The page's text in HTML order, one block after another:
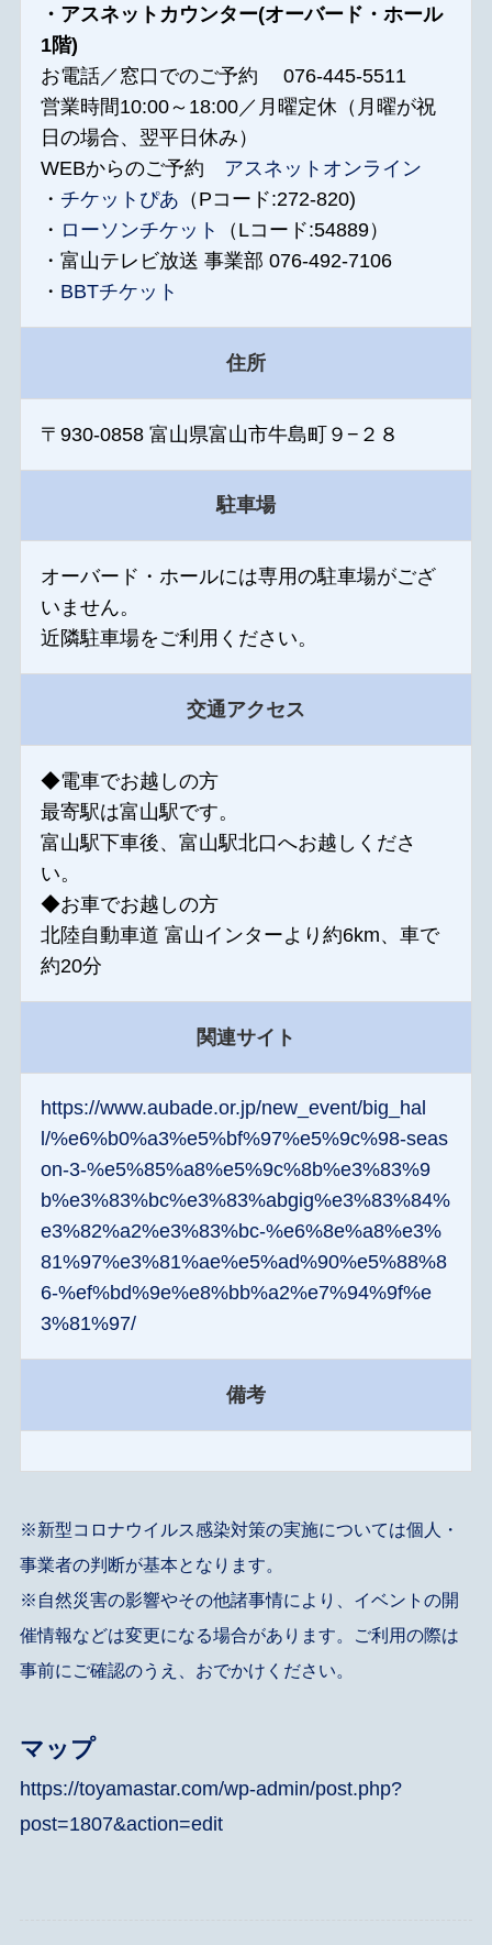
・アスネットカウンター(オーバード・ホール
1階)
お電話／窓口でのご予約 076-445-5511
営業時間10:00～18:00／月曜定休（月曜が祝
日の場合、翌平日休み）
WEBからのご予約 アスネットオンライン
・ チケットぴあ （Pコード:272-820)
・ ローソンチケット
（Lコード:54889）
・富山テレビ放送 事業部 076-492-7106
・ BBTチケット
住所
〒930-0858 富山県富山市牛島町９−２８
駐車場
オーバード・ホールには専用の駐車場がござ
いません。
近隣駐車場をご利用ください。
交通アクセス
◆電車でお越しの方
最寄駅は富山駅です。
富山駅下車後、富山駅北口へお越しくださ
い。
◆お車でお越しの方
北陸自動車道 富山インターより約6km、車で
約20分
関連サイト
https://www.aubade.or.jp/new_event/big_hal
l/%e6%b0%a3%e5%bf%97%e5%9c%98-seas
on-3-%e5%85%a8%e5%9c%8b%e3%83%9
b%e3%83%bc%e3%83%abgig%e3%83%84%
e3%82%a2%e3%83%bc-%e6%8e%a8%e3%
81%97%e3%81%ae%e5%ad%90%e5%88%8
6-%ef%bd%9e%e8%bb%a2%e7%94%9f%e
3%81%97/
備考
※新型コロナウイルス感染対策の実施については個人・
事業者の判断が基本となります。
※自然災害の影響やその他諸事情により、イベントの開
催情報などは変更になる場合があります。ご利用の際は
事前にご確認のうえ、おでかけください。
マップ
https://toyamastar.com/wp-admin/post.php?
post=1807&action=edit